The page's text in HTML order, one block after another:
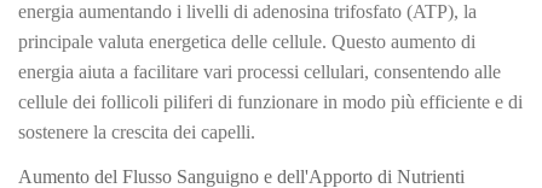
energia aumentando i livelli di adenosina trifosfato (ATP), la
principale valuta energetica delle cellule. Questo aumento di
energia aiuta a facilitare vari processi cellulari, consentendo alle
cellule dei follicoli piliferi di funzionare in modo più efficiente e di
sostenere la crescita dei capelli.
Aumento del Flusso Sanguigno e dell'Apporto di Nutrienti